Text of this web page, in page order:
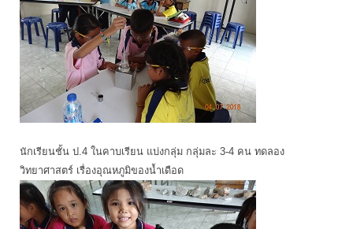
นักเรียนชั้น ป.4 ในคาบเรียน แบ่งกลุ่ม กลุ่มละ 3-4 คน ทดลอง
วิทยาศาสตร์ เรื่องอุณหภูมิของน้ำเดือด